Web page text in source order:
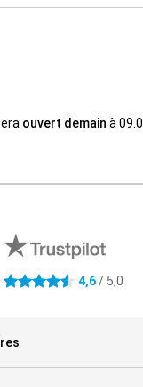
ouvert demain à
4.6 étoiles 4,6/ 5,0